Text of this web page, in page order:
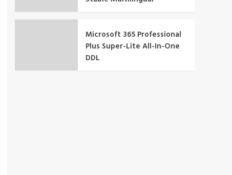
Microsoft 365 Professional
Plus Super-Lite All-In-One
DDL